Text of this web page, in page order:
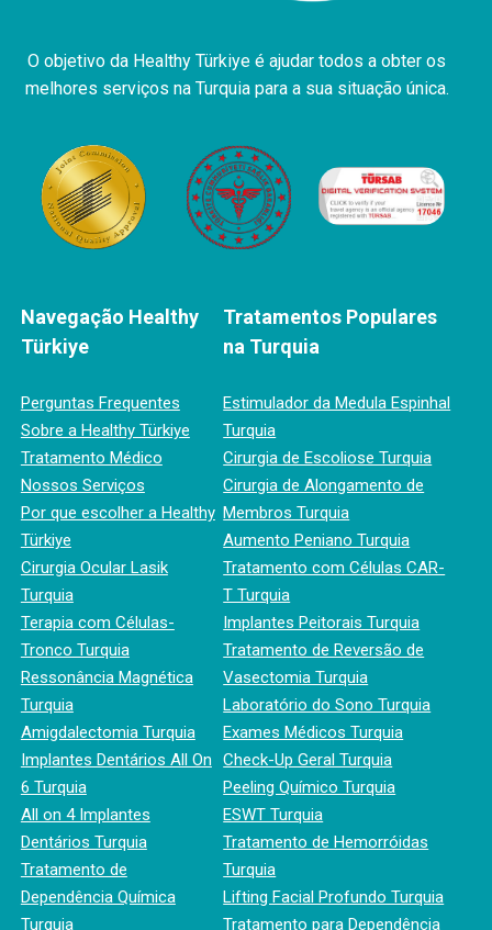
O objetivo da Healthy Türkiye é ajudar todos a obter os
melhores serviços na Turquia para a sua situação única.
Navegação Healthy
Türkiye
Perguntas Frequentes
Sobre a Healthy Türkiye
Tratamento Médico
Nossos Serviços
Por que escolher a Healthy
Türkiye
Cirurgia Ocular Lasik
Turquia
Terapia com Células-
Tronco Turquia
Ressonância Magnética
Turquia
Amigdalectomia Turquia
Implantes Dentários All On
6 Turquia
All on 4 Implantes
Dentários Turquia
Tratamento de
Dependência Química
Turquia
Tratamentos Populares
na Turquia
Estimulador da Medula Espinhal
Turquia
Cirurgia de Escoliose Turquia
Cirurgia de Alongamento de
Membros Turquia
Aumento Peniano Turquia
Tratamento com Células CAR-
T Turquia
Implantes Peitorais Turquia
Tratamento de Reversão de
Vasectomia Turquia
Laboratório do Sono Turquia
Exames Médicos Turquia
Check-Up Geral Turquia
Peeling Químico Turquia
ESWT Turquia
Tratamento de Hemorróidas
Turquia
Lifting Facial Profundo Turquia
Tratamento para Dependência